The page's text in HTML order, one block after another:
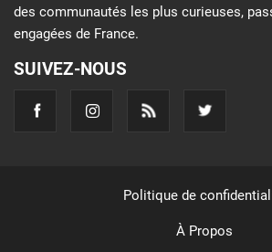
des communautés les plus curieuses,
engagées de France.
SUIVEZ-NOUS
Politique de
À Propos